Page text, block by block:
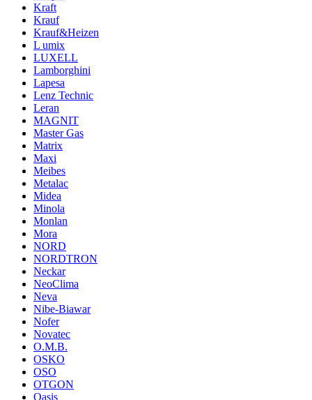
Kraft
Krauf
Krauf&Heizen
L umix
LUXELL
Lamborghini
Lapesa
Lenz Technic
Leran
MAGNIT
Master Gas
Matrix
Maxi
Meibes
Metalac
Midea
Minola
Monlan
Mora
NORD
NORDTRON
Neckar
NeoClima
Neva
Nibe-Biawar
Nofer
Novatec
O.M.B.
OSKO
OSO
OTGON
Oasis